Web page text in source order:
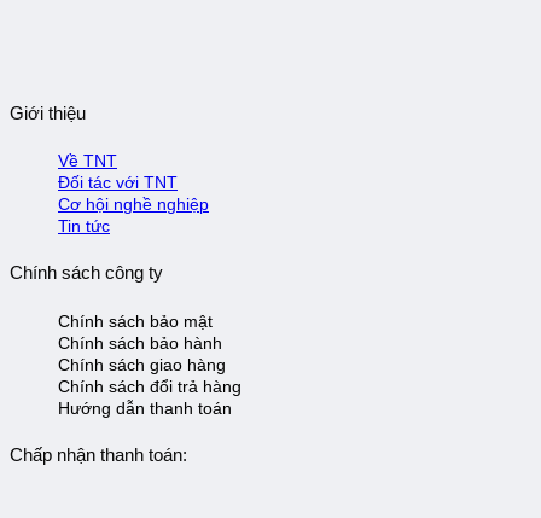
Giới thiệu
Về TNT
Đối tác với TNT
Cơ hội nghề nghiệp
Tin tức
Chính sách công ty
Chính sách bảo mật
Chính sách bảo hành
Chính sách giao hàng
Chính sách đổi trả hàng
Hướng dẫn thanh toán
Chấp nhận thanh toán: